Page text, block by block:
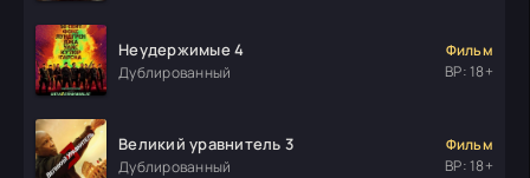
Неудержимые 4
Дублированный
Фильм
ВР: 18+
Великий уравнитель 3
Дублированный
Фильм
ВР: 18+